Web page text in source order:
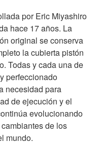
por Eric Miyashiro
hace 17 años. La
original se conserva
la cubierta pistón
Todas y cada una de
perfeccionado
necesidad para
de ejecución y el
evolucionando
de los
mundo.